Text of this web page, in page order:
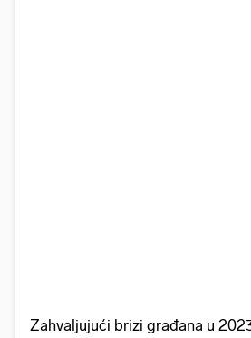
Zahvaljujući brizi građana u